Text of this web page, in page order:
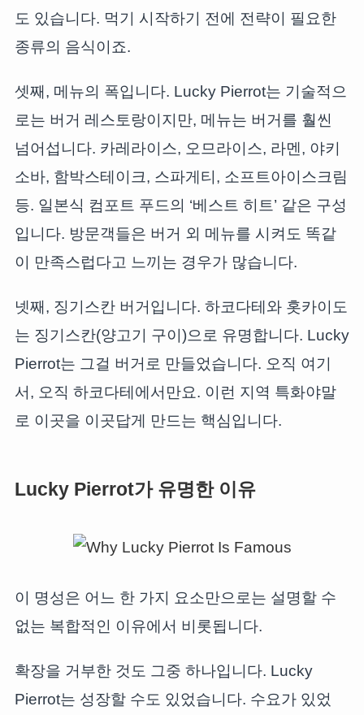
도 있습니다. 먹기 시작하기 전에 전략이 필요한
종류의 음식이죠.
셋째, 메뉴의 폭입니다. Lucky Pierrot는 기술적으
로는 버거 레스토랑이지만, 메뉴는 버거를 훨씬
넘어섭니다. 카레라이스, 오므라이스, 라멘, 야키
소바, 함박스테이크, 스파게티, 소프트아이스크림
등. 일본식 컴포트 푸드의 ‘베스트 히트’ 같은 구성
입니다. 방문객들은 버거 외 메뉴를 시켜도 똑같
이 만족스럽다고 느끼는 경우가 많습니다.
넷째, 징기스칸 버거입니다. 하코다테와 홋카이도
는 징기스칸(양고기 구이)으로 유명합니다. Lucky
Pierrot는 그걸 버거로 만들었습니다. 오직 여기
서, 오직 하코다테에서만요. 이런 지역 특화야말
로 이곳을 이곳답게 만드는 핵심입니다.
Lucky Pierrot가 유명한 이유
이 명성은 어느 한 가지 요소만으로는 설명할 수
없는 복합적인 이유에서 비롯됩니다.
확장을 거부한 것도 그중 하나입니다. Lucky
Pierrot는 성장할 수도 있었습니다. 수요가 있었